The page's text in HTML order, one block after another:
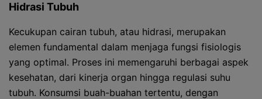
Hidrasi Tubuh
Kecukupan cairan tubuh, atau hidrasi, merupakan
elemen fundamental dalam menjaga fungsi fisiologis
yang optimal. Proses ini memengaruhi berbagai aspek
kesehatan, dari kinerja organ hingga regulasi suhu
tubuh. Konsumsi buah-buahan tertentu, dengan